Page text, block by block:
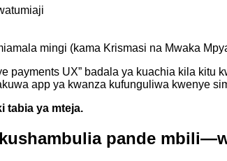
mingi (kama Krismasi na Mwaka
payments UX” badala ya kuachia kila
app ya kwanza kufunguliwa kwenye
tabia ya mteja.
pande